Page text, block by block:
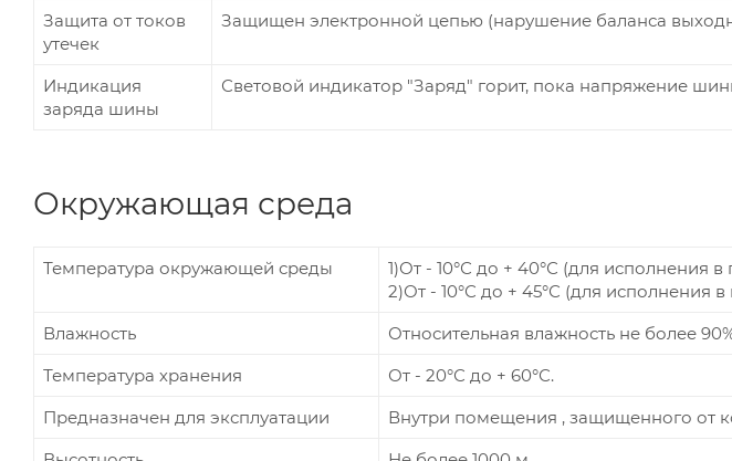
Защита от токов
утечек
Защищен электронной цепью (нарушение баланса
Индикация
заряда шины
Световой индикатор "Заряд" горит, пока напряжение
Окружающая среда
Температура окружающей среды
1)От - 10°С до + 40°С (для исполнения
2)От - 10°С до + 45°С (для исполнения
Влажность
Относительная влажность не более
Температура хранения
От - 20°С до + 60°С.
Предназначен для эксплуатации
Внутри помещения , защищенного от